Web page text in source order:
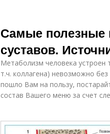
Самые полезные
суставов.
Метаболизм человека устроен
т.ч. коллагена) невозможно
пошло Вам на пользу,
состав Вашего меню за счет